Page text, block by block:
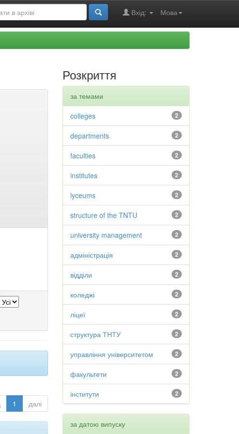
Мова
Вхід:
1 далі
Розкриття
за темами
2
colleges
2
departments
2
faculties
2
institutes
2
lyceums
2
structure of the TNTU
2
university management
2
адміністрація
2
відділи
2
коледжі
2
ліцеї
2
структура ТНТУ
2
управління університетом
2
факультети
2
інститути
за датою випуску